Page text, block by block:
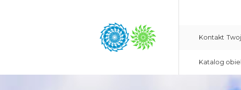
Kontakt
Katalog